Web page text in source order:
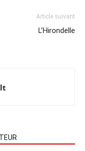
Article suivant
L’Hirondelle